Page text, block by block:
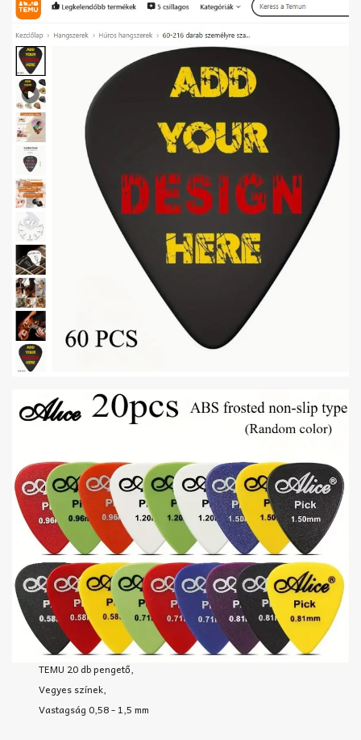
TEMU 20 db pengető,
Vegyes színek,
Vastagság 0,58 - 1,5 mm